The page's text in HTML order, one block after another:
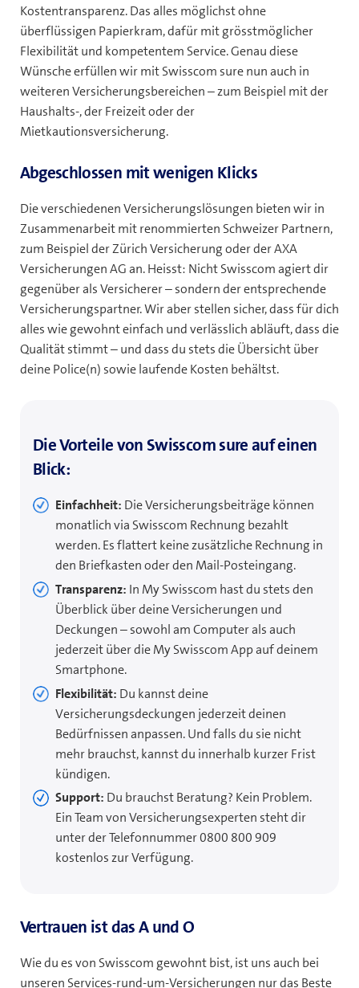
Kostentransparenz. Das alles möglichst ohne
überflüssigen Papierkram, dafür mit grösstmöglicher
Flexibilität und kompetentem Service. Genau diese
Wünsche erfüllen wir mit Swisscom sure nun auch in
weiteren Versicherungsbereichen – zum Beispiel mit der
Haushalts-, der Freizeit oder der
Mietkautionsversicherung.
Abgeschlossen mit wenigen Klicks
Die verschiedenen Versicherungslösungen bieten wir in
Zusammenarbeit mit renommierten Schweizer Partnern,
zum Beispiel der Zürich Versicherung oder der AXA
Versicherungen AG an. Heisst: Nicht Swisscom agiert dir
gegenüber als Versicherer – sondern der entsprechende
Versicherungspartner. Wir aber stellen sicher, dass für dich
alles wie gewohnt einfach und verlässlich abläuft, dass die
Qualität stimmt – und dass du stets die Übersicht über
deine Police(n) sowie laufende Kosten behältst.
Die Vorteile von Swisscom sure auf einen
Blick:
Einfachheit: Die Versicherungsbeiträge können
monatlich via Swisscom Rechnung bezahlt
werden. Es flattert keine zusätzliche Rechnung in
den Briefkasten oder den Mail-Posteingang.
Transparenz: In My Swisscom hast du stets den
Überblick über deine Versicherungen und
Deckungen – sowohl am Computer als auch
jederzeit über die My Swisscom App auf deinem
Smartphone.
Flexibilität: Du kannst deine
Versicherungsdeckungen jederzeit deinen
Bedürfnissen anpassen. Und falls du sie nicht
mehr brauchst, kannst du innerhalb kurzer Frist
kündigen.
Support: Du brauchst Beratung? Kein Problem.
Ein Team von Versicherungsexperten steht dir
unter der Telefonnummer 0800 800 909
kostenlos zur Verfügung.
Vertrauen ist das A und O
Wie du es von Swisscom gewohnt bist, ist uns auch bei
unseren Services-rund-um-Versicherungen nur das Beste